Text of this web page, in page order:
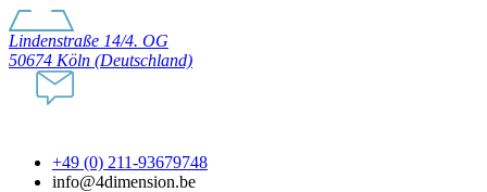
Lindenstraße 14/4. OG
50674 Köln (Deutschland)
+49 (0) 211-93679748
info@4dimension.be